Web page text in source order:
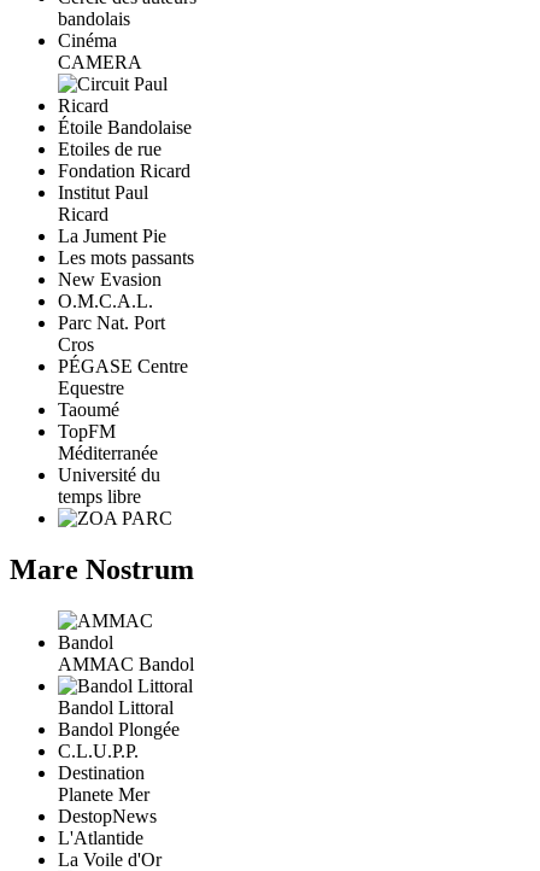
bandolais
Cinéma
CAMERA
Étoile Bandolaise
Etoiles de rue
Fondation Ricard
Institut Paul
Ricard
La Jument Pie
Les mots passants
New Evasion
O.M.C.A.L.
Parc Nat. Port
Cros
PÉGASE Centre
Equestre
Taoumé
TopFM
Méditerranée
Université du
temps libre
Mare Nostrum
AMMAC Bandol
Bandol Littoral
Bandol Plongée
C.L.U.P.P.
Destination
Planete Mer
DestopNews
L'Atlantide
La Voile d'Or